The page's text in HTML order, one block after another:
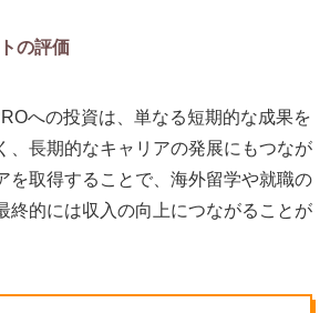
の評価
への投資は、単なる短期的な成果を
、長期的なキャリアの発展にもつなが
を取得することで、海外留学や就職の
終的には収入の向上につながることが